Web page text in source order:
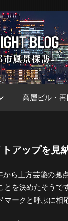
高層ビル・再
アップを見
から上方芸能の拠
とを決めたそうで
ークと呼ぶに相